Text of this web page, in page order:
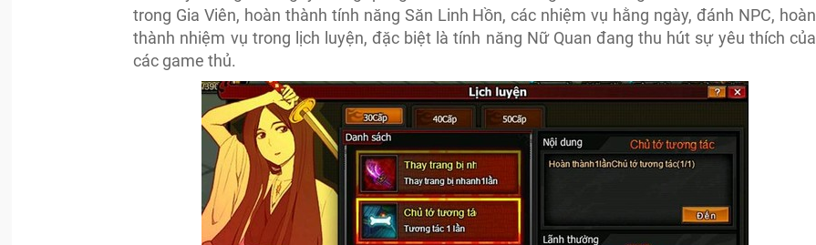
trong Gia Viên, hoàn thành tính năng Săn Linh Hồn, các nhiệm vụ hằng ngày, đánh NPC, hoàn
thành nhiệm vụ trong lịch luyện, đặc biệt là tính năng Nữ Quan đang thu hút sự yêu thích của
các game thủ.